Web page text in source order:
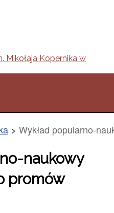
Mikołaja Kopernika w
Wykład popularno-
naukowy
promów